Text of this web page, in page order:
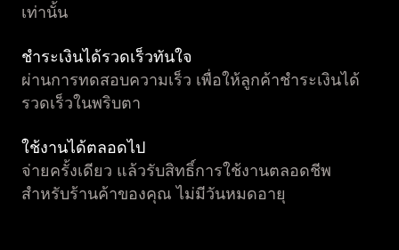
เท่านั้น
ชำระเงินได้รวดเร็วทันใจ
ผ่านการทดสอบความเร็ว เพื่อให้ลูกค้าชำระเงินได้
รวดเร็วในพริบตา
ใช้งานได้ตลอดไป
จ่ายครั้งเดียว แล้วรับสิทธิ์การใช้งานตลอดชีพ
สำหรับร้านค้าของคุณ ไม่มีวันหมดอายุ